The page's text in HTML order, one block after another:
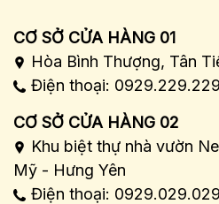
CƠ SỞ CỬA HÀNG 01
Hòa Bình Thượng, Tân
Điện thoại: 0929.229.229
CƠ SỞ CỬA HÀNG 02
Khu biệt thự nhà vườn
Mỹ - Hưng Yên
Điện thoại: 0929.029.029